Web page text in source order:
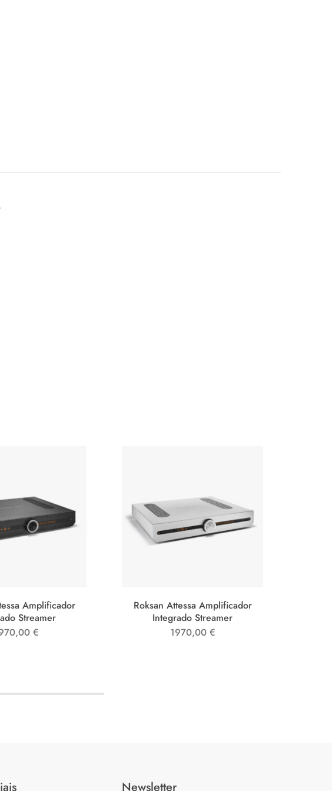
Amplificador
Streamer
€
Roksan Attessa Amplificador
Integrado Streamer
1970,00 €
Newsletter